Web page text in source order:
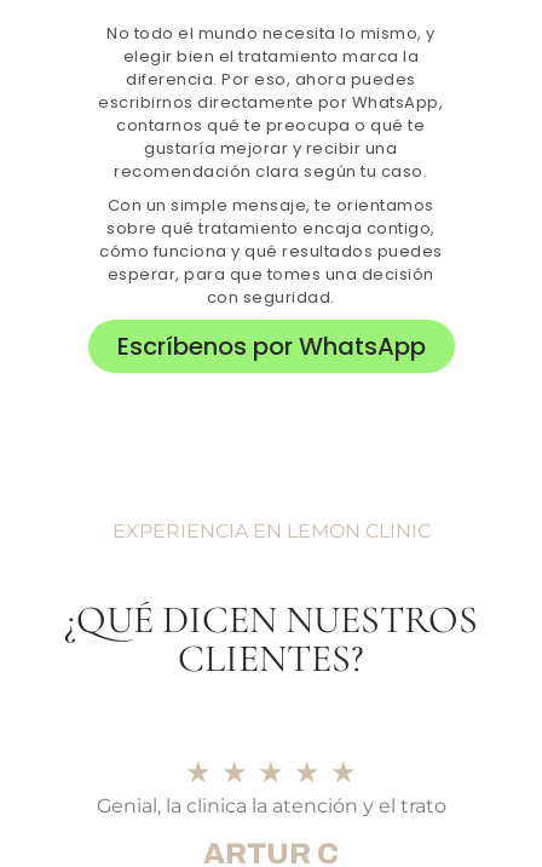
No todo el mundo necesita lo mismo, y
elegir bien el tratamiento marca la
diferencia. Por eso, ahora puedes
escribirnos directamente por WhatsApp,
contarnos qué te preocupa o qué te
gustaría mejorar y recibir una
recomendación clara según tu caso.
Con un simple mensaje, te orientamos
sobre qué tratamiento encaja contigo,
cómo funciona y qué resultados puedes
esperar, para que tomes una decisión
con seguridad.
Escríbenos por WhatsApp
EXPERIENCIA EN LEMON CLINIC
¿QUÉ DICEN NUESTROS
CLIENTES?
★ ★ ★ ★ ★
Genial, la clinica la atención y el trato
ARTUR C